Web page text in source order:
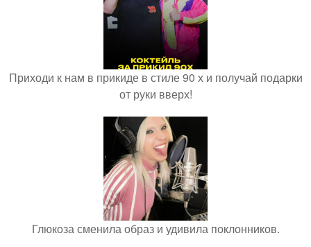
Приходи к нам в прикиде в стиле 90 х и получай подарки
от руки вверх!
Глюкоза сменила образ и удивила поклонников.